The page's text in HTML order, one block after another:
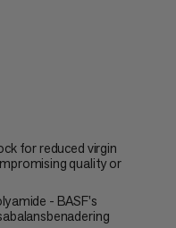
for reduced virgin
quality or
- BASF's